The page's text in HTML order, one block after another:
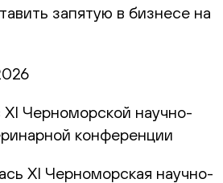
запятую в бизнесе на
XI Черноморской научно-
конференции
XI Черноморская научно-